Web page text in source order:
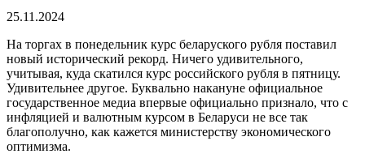
25.11.2024
На торгах в понедельник курс беларуского рубля поставил
новый исторический рекорд. Ничего удивительного,
учитывая, куда скатился курс российского рубля в пятницу.
Удивительнее другое. Буквально накануне официальное
государственное медиа впервые официально признало, что с
инфляцией и валютным курсом в Беларуси не все так
благополучно, как кажется министерству экономического
оптимизма.